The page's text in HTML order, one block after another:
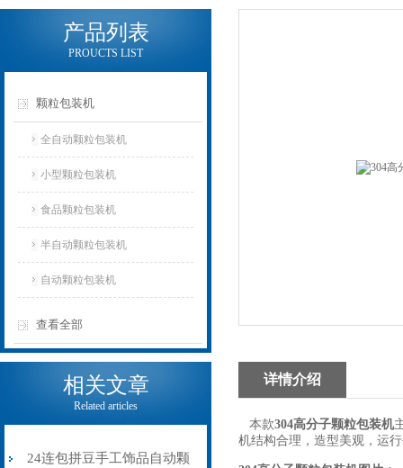
产品列表
PROUCTS LIST
颗粒包装机
全自动颗粒包装机
小型颗粒包装机
食品颗粒包装机
半自动颗粒包装机
自动颗粒包装机
查看全部
相关文章
Related articles
24连包拼豆手工饰品自动颗
详情介绍
本款304高分子颗粒包装机
机结构合理，造型美观，运